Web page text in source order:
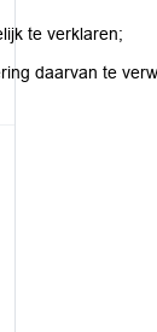
te verklaren;
daarvan te